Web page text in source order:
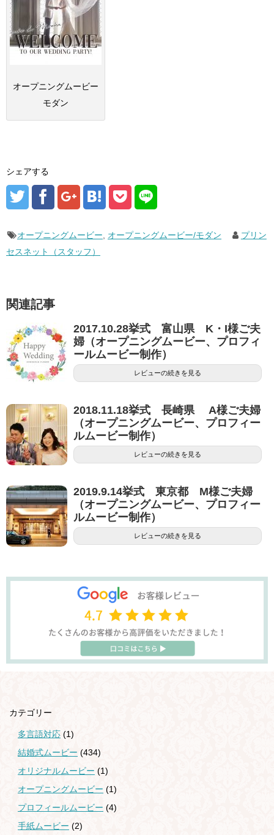
オープニングムービー
モダン
シェアする
オープニングムービー オープニングムービー/モダン
プリン
セスネット（スタッフ）
関連記事
2017.10.28挙式 富山県 K・I様ご夫
婦（オープニングムービー、プロフィ
ールムービー制作）
レビューの続きを見る
2018.11.18挙式 長崎県 A様ご夫婦
（オープニングムービー、プロフィー
ルムービー制作）
レビューの続きを見る
2019.9.14挙式 東京都 M様ご夫婦
（オープニングムービー、プロフィー
ルムービー制作）
レビューの続きを見る
カテゴリー
多言語対応 (1)
結婚式ムービー (434)
オリジナルムービー (1)
オープニングムービー (1)
プロフィールムービー (4)
手紙ムービー (2)